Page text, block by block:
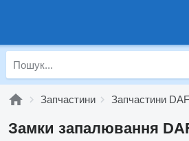
Запчастини Запчастини DAF
Замки запалювання